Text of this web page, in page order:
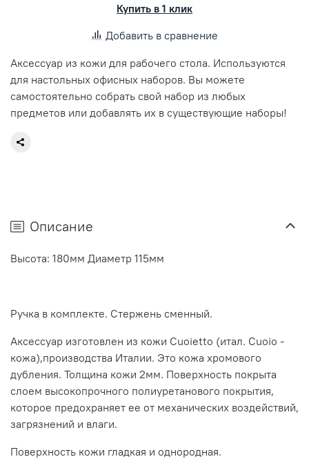
Купить в 1 клик
Добавить в сравнение
Аксессуар из кожи для рабочего стола. Используются
для настольных офисных наборов. Вы можете
самостоятельно собрать свой набор из любых
предметов или добавлять их в существующие наборы!
Описание
Высота: 180мм Диаметр 115мм
Ручка в комплекте. Стержень сменный.
Аксессуар изготовлен из кожи Cuoietto (итал. Cuoio -
кожа),производства Италии. Это кожа хромового
дубления. Толщина кожи 2мм. Поверхность покрыта
слоем высокопрочного полиуретанового покрытия,
которое предохраняет ее от механических воздействий,
загрязнений и влаги.
Поверхность кожи гладкая и однородная.